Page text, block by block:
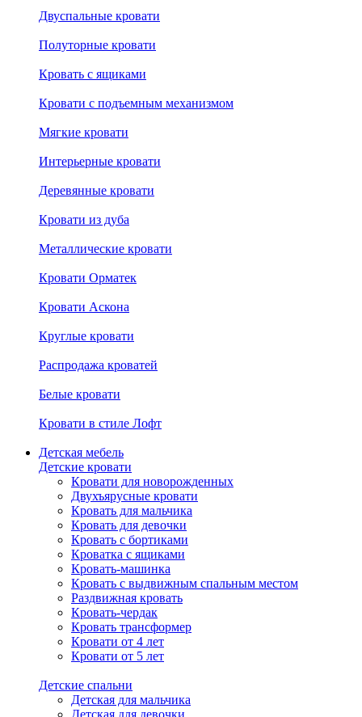
Двуспальные кровати
Полуторные кровати
Кровать с ящиками
Кровати с подъемным механизмом
Мягкие кровати
Интерьерные кровати
Деревянные кровати
Кровати из дуба
Металлические кровати
Кровати Орматек
Кровати Аскона
Круглые кровати
Распродажа кроватей
Белые кровати
Кровати в стиле Лофт
Детская мебель
Детские кровати
Кровати для новорожденных
Двухъярусные кровати
Кровать для мальчика
Кровать для девочки
Кровать с бортиками
Кроватка с ящиками
Кровать-машинка
Кровать с выдвижным спальным местом
Раздвижная кровать
Кровать-чердак
Кровать трансформер
Кровати от 4 лет
Кровати от 5 лет
Детские спальни
Детская для мальчика